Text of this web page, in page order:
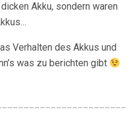
Akku, sondern waren
Verhalten des Akkus und
was zu berichten gibt